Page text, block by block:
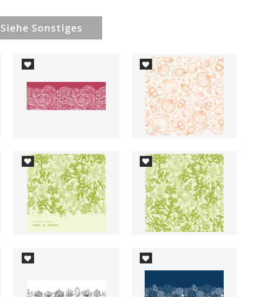
Siehe Sonstiges